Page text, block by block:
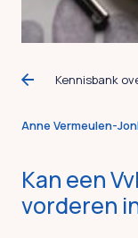
Kennisbank
Anne Vermeulen-
Kan een
vorderen